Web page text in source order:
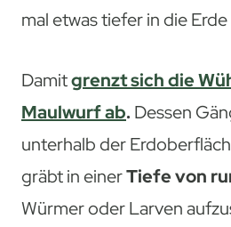
mal etwas tiefer in die Erde
Damitgrenzt sich die
Maulwurf ab. Dessen
unterhalb der
gräbt in einerTiefe von
Würmer oder Larven